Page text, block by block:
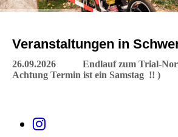
Veranstaltungen in
26.09.2026 Endlauf zum Trial-
Achtung Termin ist ein Samstag !! )